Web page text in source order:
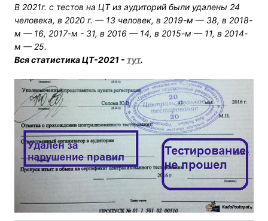
В 2021г. с тестов на ЦТиз аудиторий были удалены 24
человека, в 2020 г. — 13 человек, в 2019-м — 38, в 2018-
м — 16, 2017-м - 31, в 2016 — 14, в 2015-м — 11, в 2014-
м — 25.
Вся статистика ЦТ-2021 - тут.